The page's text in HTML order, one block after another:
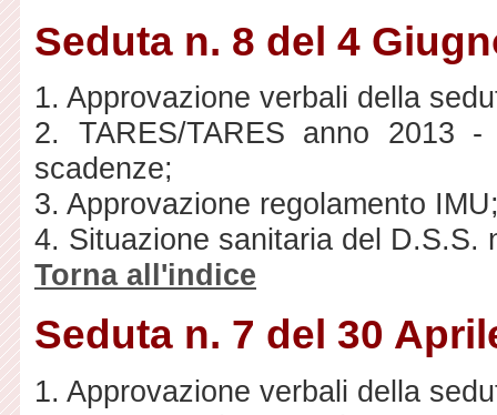
Seduta n. 8 del 4
1. Approvazione verbali della
2. TARES/TARES anno 2013
scadenze;
3. Approvazione regolamento
4. Situazione sanitaria del D.S.S.
Torna all'indice
Seduta n. 7 del 30
1. Approvazione verbali della